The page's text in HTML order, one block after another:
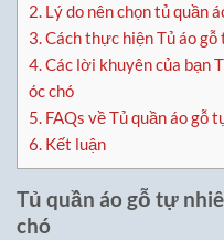
2. Lý do nên chọn tủ quần
3.Cách thực hiện Tủ áo
4.Các lời khuyên của bạn
óc chó
5. FAQs về Tủ quần áo gỗ
6. Kết luận
Tủ quần áo gỗ tự
chó